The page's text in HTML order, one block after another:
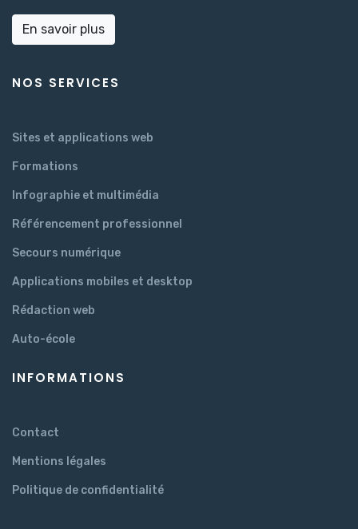
En savoir plus
NOS SERVICES
Sites et applications web
Formations
Infographie et multimédia
Référencement professionnel
Secours numérique
Applications mobiles et desktop
Rédaction web
Auto-école
INFORMATIONS
Contact
Mentions légales
Politique de confidentialité